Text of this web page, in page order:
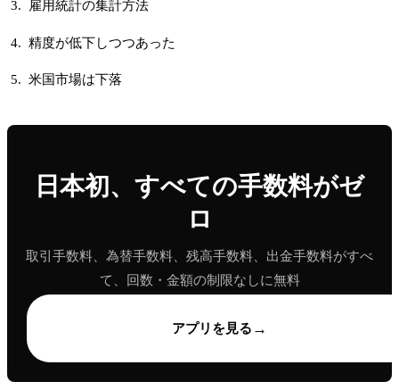
雇用統計の集計方法
精度が低下しつつあった
米国市場は下落
日本初、すべての手数料がゼ
ロ
取引手数料、為替手数料、残高手数料、出金手数料がすべ
て、回数・金額の制限なしに無料
アプリを見る →